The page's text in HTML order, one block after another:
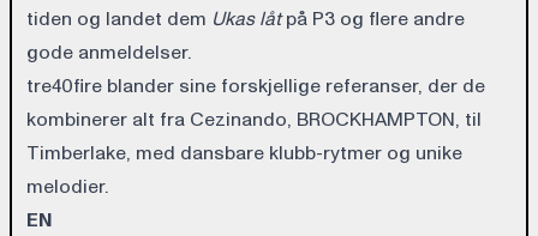
tiden og landet dem Ukas låtpå P3 og flere andre
gode anmeldelser.
tre40fire blander sine forskjellige referanser, der de
kombinerer alt fra Cezinando, BROCKHAMPTON, til
Timberlake, med dansbare klubb-rytmer og unike
melodier.
EN